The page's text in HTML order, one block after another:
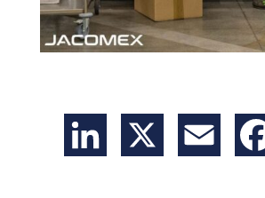
LinkedIn Email